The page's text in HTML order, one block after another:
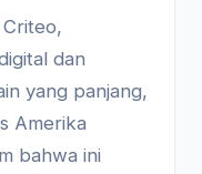
dan
yang panjang,
Amerika
bahwa ini